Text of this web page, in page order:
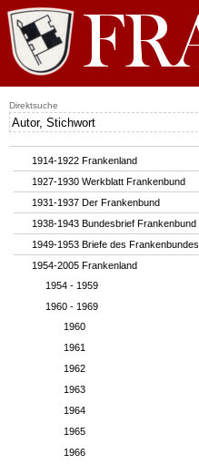
1914-1922 Frankenland
1927-1930 Werkblatt Frankenbund
1931-1937 Der Frankenbund
1938-1943 Bundesbrief Frankenbund
1949-1953 Briefe des Frankenbundes
1954-2005 Frankenland
1954 - 1959
1960 - 1969
1960
1961
1962
1963
1964
1965
1966
Direktsuche